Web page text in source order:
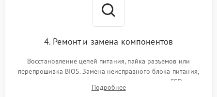
4. Ремонт и замена компонентов
Восстановление цепей питания, пайка разъемов или
перепрошивка BIOS. Замена неисправного блока питания,
видеокарты, процессора или установка нового SSD для
восстановления и повышения скорости работы системы.
Подробнее